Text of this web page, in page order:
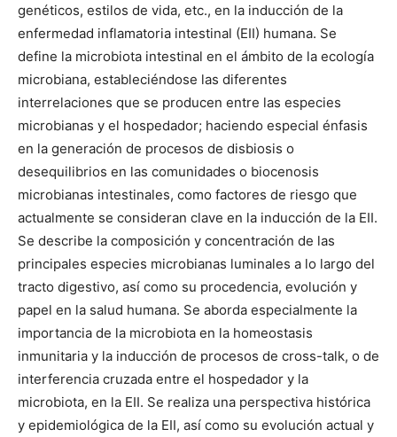
genéticos, estilos de vida, etc., en la inducción de la
enfermedad inflamatoria intestinal (EII) humana. Se
define la microbiota intestinal en el ámbito de la ecología
microbiana, estableciéndose las diferentes
interrelaciones que se producen entre las especies
microbianas y el hospedador; haciendo especial énfasis
en la generación de procesos de disbiosis o
desequilibrios en las comunidades o biocenosis
microbianas intestinales, como factores de riesgo que
actualmente se consideran clave en la inducción de la EII.
Se describe la composición y concentración de las
principales especies microbianas luminales a lo largo del
tracto digestivo, así como su procedencia, evolución y
papel en la salud humana. Se aborda especialmente la
importancia de la microbiota en la homeostasis
inmunitaria y la inducción de procesos de cross-talk, o de
interferencia cruzada entre el hospedador y la
microbiota, en la EII. Se realiza una perspectiva histórica
y epidemiológica de la EII, así como su evolución actual y